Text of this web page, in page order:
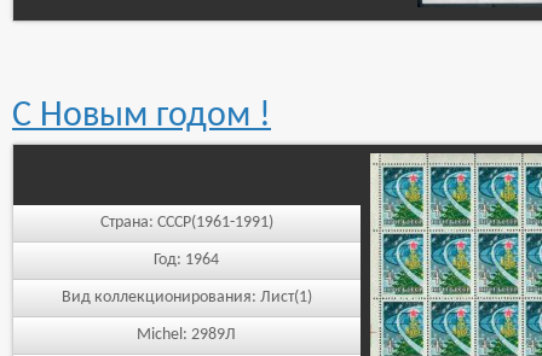
С Новым годом !
Страна: СССР(1961-1991)
Год: 1964
Вид коллекционирования: Лист(1)
Michel:2989Л